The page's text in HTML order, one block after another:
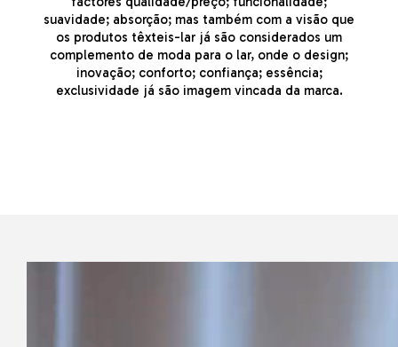
suavidade; absorção; mas também com a visão que
os produtos têxteis-lar já são considerados um
complemento de moda para o lar, onde o design;
inovação; conforto; confiança; essência;
exclusividade já são imagem vincada da marca.​